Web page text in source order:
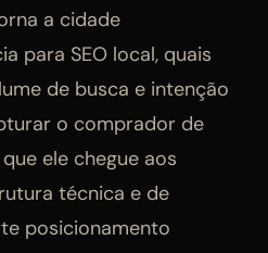
a cidade
para SEO local, quais
de busca e intenção
o comprador de
ele chegue aos
técnica e de
posicionamento